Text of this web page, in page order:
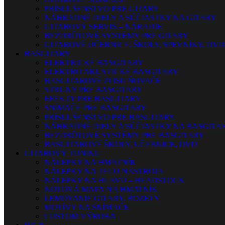
PRÍSLUŠENSTVO PRE GITARY
NÁHRADNÉ DIELY A SÚČIASTKY NA GITARY
GITAROVÝ SERVIS – NÁRADIE
BEZDRÔTOVÉ SYSTÉMY PRE GITARY
GITAROVÉ UČEBNICE, ŠKOLY, SPEVNÍKY, DVD
BASGITARY
ELEKTRICKÉ BASGITARY
ELEKTRO AKUSTICKÉ BASGITARY
BASGITAROVÉ ZOSILŇOVAČE
STRUNY PRE BASGITARY
EFEKTY PRE BASGITARY
SNÍMAČE PRE BASGITARY
PRÍSLUŠENSTVO PRE BASGITARY
NÁHRADNÉ DIELY A SÚČIASTKY NA
BEZDRÔTOVÉ SYSTÉMY PRE BASGITARY
BASGITAROVÉ ŠKOLY, UČEBNICE, DVD
GITAROVÝ TUNING
NÁLEPKY NA HMATNÍK
NÁLEPKY NA TELO NÁSTROJA
NÁLEPKY NA HLAVU – HEADSTOCK
NOTOVÁ MAPA NA HMATNÍK
LEMOVANIE GITARY, ROZETY
MOTÍVY NA SNÍMAČE
CUSTOM VÝROBA